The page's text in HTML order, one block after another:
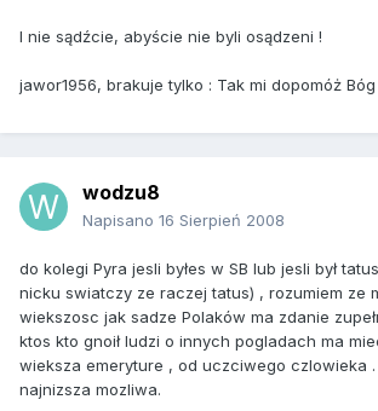
I nie sądźcie, abyście nie byli osądzeni !
jawor1956, brakuje tylko : Tak mi dopomóż Bóg
wodzu8
Napisano 16 Sierpień 2008
do kolegi Pyra jesli byłes w SB lub jesli był
nicku swiatczy ze raczej tatus) , rozumiem ze
wiekszosc jak sadze Polaków ma zdanie
ktos kto gnoił ludzi o innych pogladach ma
wieksza emeryture , od uczciwego czlowieka
najnizsza mozliwa.